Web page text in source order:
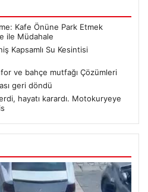
Kafe Önüne Park Etmek
ile Müdahale
Kapsamlı Su Kesintisi
ve bahçe mutfağı Çözümleri
geri döndü
hayatı karardı. Motokuryeye